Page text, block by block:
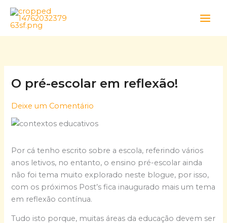
Skip
content
O pré-escolar em reflexão!
Deixe um Comentário
Por cá tenho escrito sobre a escola, referindo vários
anos letivos, no entanto, o ensino pré-escolar ainda
não foi tema muito explorado neste blogue, por isso,
com os próximos Post’s fica inaugurado mais um tema
em reflexão contínua.
Tudo isto porque, muitas áreas da educação devem ser